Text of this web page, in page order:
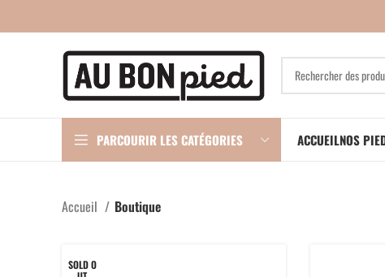
PARCOURIR LES CATÉGORIES ACCUEILNOS
Accueil Boutique
SOLD O